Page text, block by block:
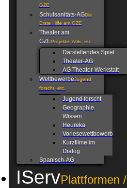
GZE
Schulsanitäts-AGDie
Erste Hilfe am GZE
Theater am
GZEProjekte, AGs, etc.
Darstellendes Spiel
Theater-AG
AG Theater-Werkstatt
WettbewerbeJugend
forscht, etc.
Jugend forscht
Geographie
Wissen
Heureka
Vorlesewettbewerb
Kurzfilme im
Dialog
Spanisch-AG
IServPlattformen